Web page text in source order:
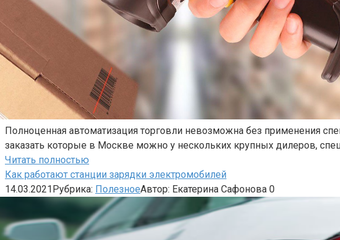
Полноценная автоматизация торговли невозможна без применения
заказать которые в Москве можно у нескольких крупных дилеров,
Читать полностью
Как работают станции зарядки электромобилей
14.03.2021Рубрика: ПолезноеАвтор: Екатерина Сафонова 0